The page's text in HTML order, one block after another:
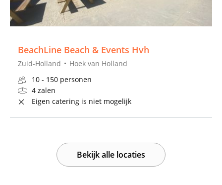
BeachLine Beach & Events Hvh
Zuid-Holland
Hoek van Holland
10 - 150 personen
4 zalen
Eigen catering is niet mogelijk
Bekijk alle locaties